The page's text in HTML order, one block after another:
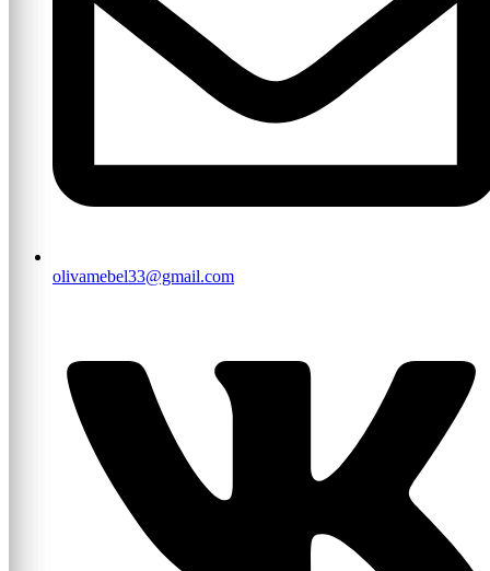
olivamebel33@gmail.com